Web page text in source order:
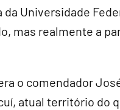
Universidade
mas realmente a
o comendador
atual território do